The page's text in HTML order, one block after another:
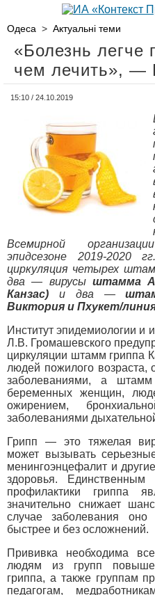
Одеса > Актуальні теми
«Болезнь легче
чем лечить», —
15:10 / 24.10.2019
Всемирной
эпидсезоне 2019-2020
циркуляция четырех
два — вирусы штамма А
Канзас) и два —
Виктория и Пхукет/
Институт эпидемиологии и
Л.В. Громашевского
циркуляции штамм гриппа
людей пожилого возраста,
заболеваниями, а
беременных женщин,
ожирением,
заболеваниями
Грипп — это тяжелая
может вызывать
менингоэнцефалит и
здоровья. Единственным
профилактики гриппа
значительно снижает
случае заболевания оно
быстрее и без осложнений.
Прививка необходима
людям из групп
гриппа, а также группам
педагогам,